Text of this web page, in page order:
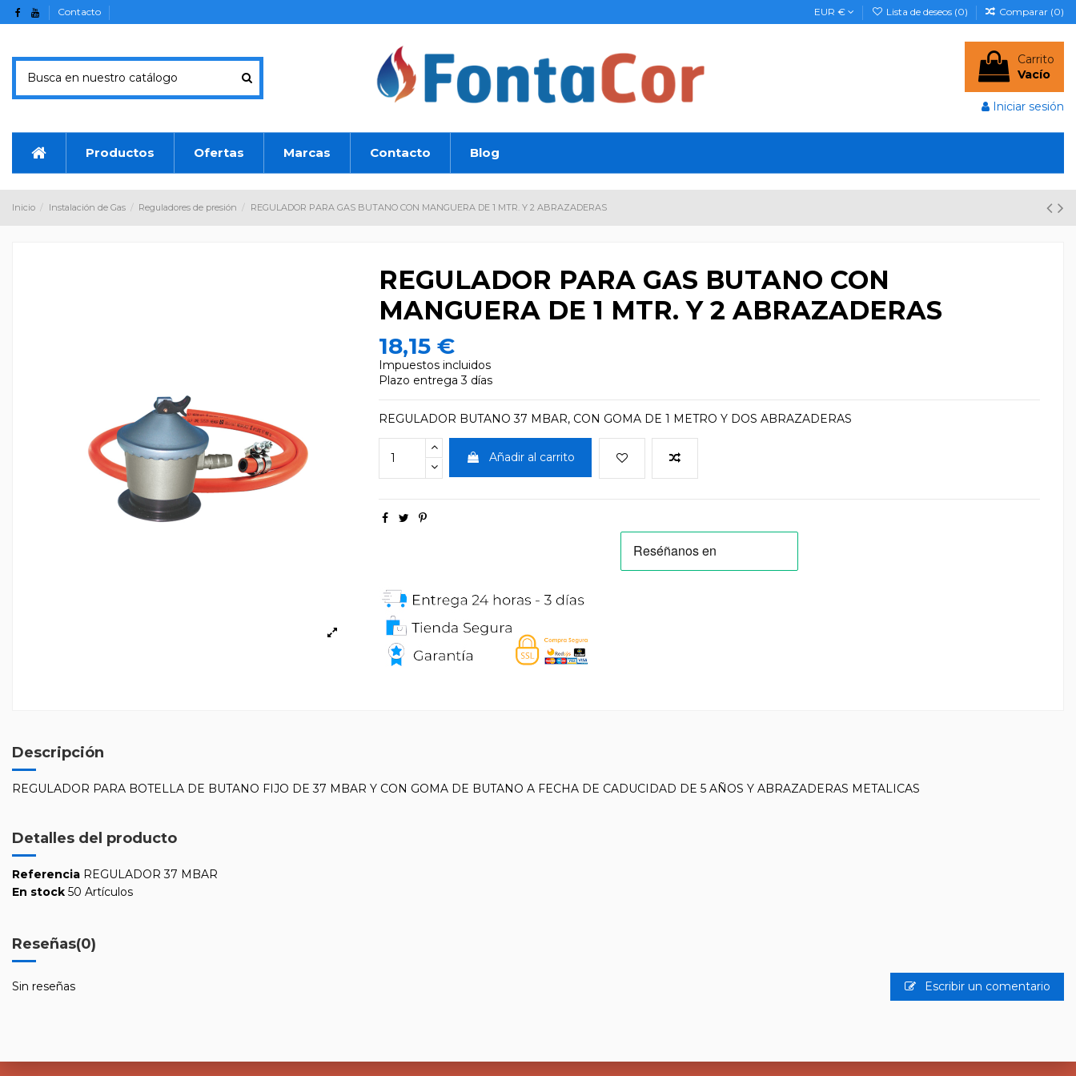
Contacto EUR € Lista de deseos (0) Comparar (0)
Carrito
Vacío
Iniciar sesión
Productos Ofertas Marcas Contacto Blog
Inicio Instalación de Gas Reguladores de presión REGULADOR PARA GAS BUTANO CON MANGUERA DE 1 MTR. Y 2 ABRAZADERAS
REGULADOR PARA GAS BUTANO CON
MANGUERA DE 1 MTR. Y 2 ABRAZADERAS
18,15 €
Impuestos incluidos
Plazo entrega 3 días
REGULADOR BUTANO 37 MBAR, CON GOMA DE 1 METRO Y DOS ABRAZADERAS
Añadir al carrito
Descripción
REGULADOR PARA BOTELLA DE BUTANO FIJO DE 37 MBAR Y CON GOMA DE BUTANO A FECHA DE CADUCIDAD DE 5 AÑOS Y ABRAZADERAS METALICAS
Detalles del producto
Referencia REGULADOR 37 MBAR
En stock 50 Artículos
Reseñas(0)
Sin reseñas Escribir un comentario